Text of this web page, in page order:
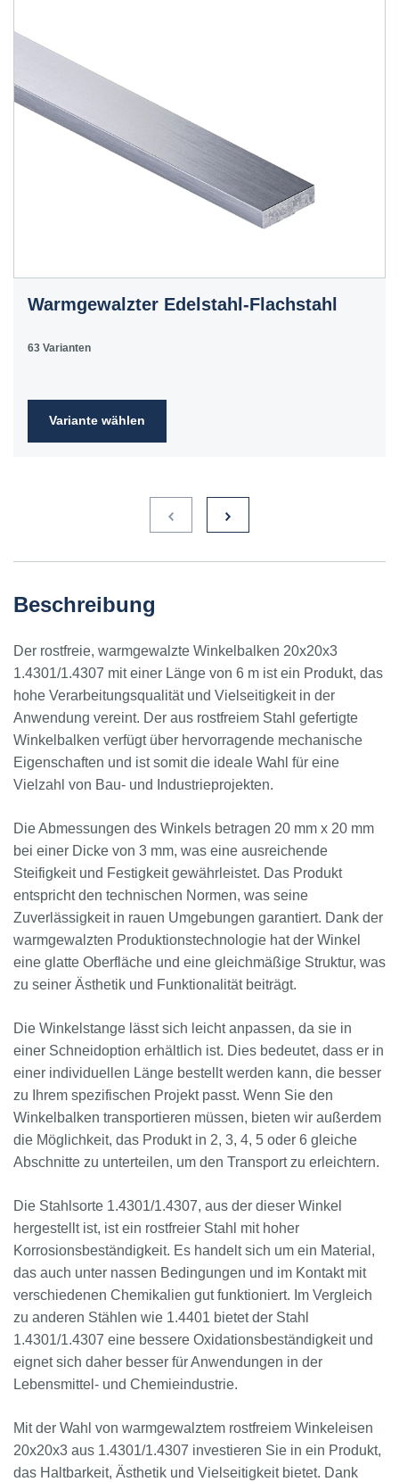
Warmgewalzter Edelstahl-Flachstahl
63 Varianten
Variante wählen
Beschreibung
Der rostfreie, warmgewalzte Winkelbalken 20x20x3
1.4301/1.4307 mit einer Länge von 6 m ist ein Produkt, das
hohe Verarbeitungsqualität und Vielseitigkeit in der
Anwendung vereint. Der aus rostfreiem Stahl gefertigte
Winkelbalken verfügt über hervorragende mechanische
Eigenschaften und ist somit die ideale Wahl für eine
Vielzahl von Bau- und Industrieprojekten.
Die Abmessungen des Winkels betragen 20 mm x 20 mm
bei einer Dicke von 3 mm, was eine ausreichende
Steifigkeit und Festigkeit gewährleistet. Das Produkt
entspricht den technischen Normen, was seine
Zuverlässigkeit in rauen Umgebungen garantiert. Dank der
warmgewalzten Produktionstechnologie hat der Winkel
eine glatte Oberfläche und eine gleichmäßige Struktur, was
zu seiner Ästhetik und Funktionalität beiträgt.
Die Winkelstange lässt sich leicht anpassen, da sie in
einer Schneidoption erhältlich ist. Dies bedeutet, dass er in
einer individuellen Länge bestellt werden kann, die besser
zu Ihrem spezifischen Projekt passt. Wenn Sie den
Winkelbalken transportieren müssen, bieten wir außerdem
die Möglichkeit, das Produkt in 2, 3, 4, 5 oder 6 gleiche
Abschnitte zu unterteilen, um den Transport zu erleichtern.
Die Stahlsorte 1.4301/1.4307, aus der dieser Winkel
hergestellt ist, ist ein rostfreier Stahl mit hoher
Korrosionsbeständigkeit. Es handelt sich um ein Material,
das auch unter nassen Bedingungen und im Kontakt mit
verschiedenen Chemikalien gut funktioniert. Im Vergleich
zu anderen Stählen wie 1.4401 bietet der Stahl
1.4301/1.4307 eine bessere Oxidationsbeständigkeit und
eignet sich daher besser für Anwendungen in der
Lebensmittel- und Chemieindustrie.
Mit der Wahl von warmgewalztem rostfreiem Winkeleisen
20x20x3 aus 1.4301/1.4307 investieren Sie in ein Produkt,
das Haltbarkeit, Ästhetik und Vielseitigkeit bietet. Dank